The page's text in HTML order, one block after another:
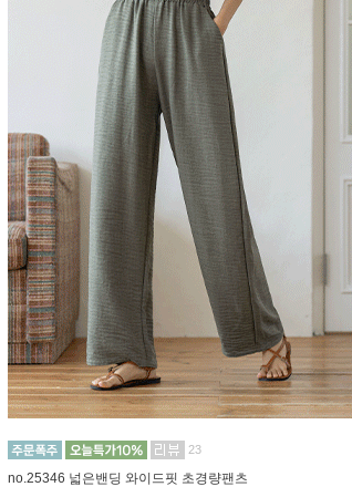
23
no.25346 넓은밴딩 와이드핏 초경량팬츠